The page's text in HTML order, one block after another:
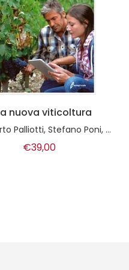
di Enologia II
Gayon, D.Dubourdieu, Y.Glories, A.Maujean
€53,00